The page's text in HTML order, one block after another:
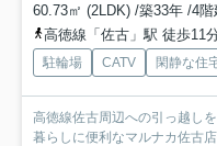
60.73㎡ (2LDK) /築33年 /4階
高徳線「佐古」駅 徒歩11
駐輪場 CATV 閑静な住
高徳線佐古周辺への引っ越し
暮らしに便利なマルナカ佐古